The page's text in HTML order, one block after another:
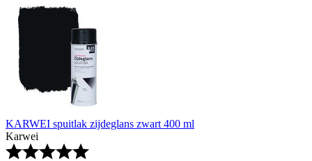
KARWEI spuitlak zijdeglans zwart 400 ml
Karwei